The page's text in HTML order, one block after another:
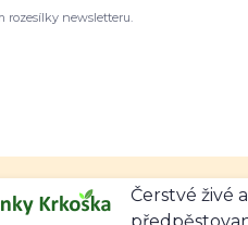
rozesílky newsletteru.
Čerstvé živé